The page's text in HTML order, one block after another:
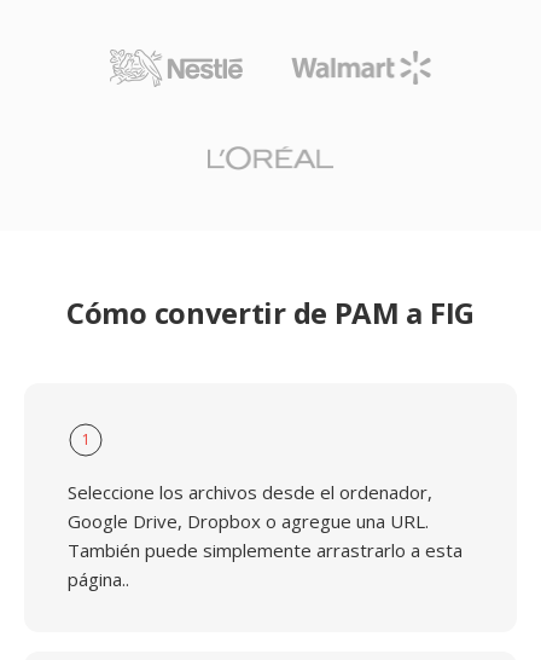
Cómo convertir de PAM a FIG
1
Seleccione los archivos desde el ordenador,
Google Drive, Dropbox o agregue una URL.
También puede simplemente arrastrarlo a esta
página..